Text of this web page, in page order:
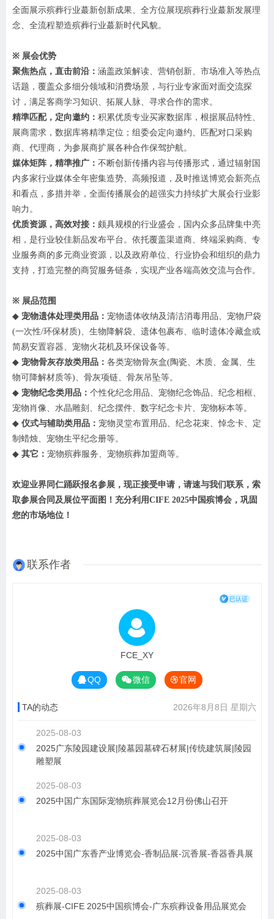
全面展示殡葬行业蕞新创新成果、全方位展现殡葬行业蕞新发展理
念、全流程塑造殡葬行业蕞新时代风貌。
※ 展会优势
聚焦热点，直击前沿： 涵盖政策解读、营销创新、市场准入等热点
话题，覆盖众多细分领域和消费场景，与行业专家面对面交流探
讨，满足客商学习知识、拓展人脉、寻求合作的需求。
精準匹配，定向邀约： 积累优质专业买家数据库，根据展品特性、
展商需求，数据库将精準定位；组委会定向邀约、匹配对口采购
商、代理商，为参展商扩展各种合作保驾护航。
媒体矩阵，精準推广： 不断创新传播内容与传播形式，通过辐射国
内多家行业媒体全年密集造势、高频报道，及时推送博览会新亮点
和看点，多措并举，全面传播展会的超强实力持续扩大展会行业影
响力。
优质资源，高效对接： 颇具规模的行业盛会，国内众多品牌集中亮
相，是行业较佳新品发布平台。依托覆盖渠道商、终端采购商、专
业服务商的多元商业资源，以及政府单位、行业协会和组织的鼎力
支持，打造完整的商贸服务链条，实现产业各端高效交流与合作。
※ 展品范围
◆ 宠物遗体处理类用品： 宠物遗体收纳及清洁消毒用品、宠物尸袋
(一次性/环保材质)、生物降解袋、遗体包裹布、临时遗体冷藏盒或
简易安置容器、宠物火花机及环保设备等。
◆ 宠物骨灰存放类用品： 各类宠物骨灰盒(陶瓷、木质、金属、生
物可降解材质等)、骨灰项链、骨灰吊坠等。
◆ 宠物纪念类用品： 个性化纪念用品、宠物纪念饰品、纪念相框、
宠物肖像、水晶雕刻、纪念摆件、数字纪念卡片、宠物标本等。
◆ 仪式与辅助类用品： 宠物灵堂布置用品、纪念花束、悼念卡、定
制蜡烛、宠物生平纪念册等。
◆ 其它： 宠物殡葬服务、宠物殡葬加盟商等。
欢迎业界同仁踊跃报名参展，现正接受申请，请速与我们联系，索
取参展合同及展位平面图！充分利用CIFE 2025中国殡博会，巩固
您的市场地位！
联系作者
FCE_XY
QQ 微信 官网
TA的动态 2026年8月8日 星期六
2025-08-03
2025广东陵园建设展|陵墓园墓碑石材展|传统建筑展|陵园
雕塑展
2025-08-03
2025中国广东国际宠物殡葬展览会12月份佛山召开
2025-08-03
2025中国广东香产业博览会-香制品展-沉香展-香器香具展
2025-08-03
殡葬展-CIFE 2025中国殡博会-广东殡葬设备用品展览会